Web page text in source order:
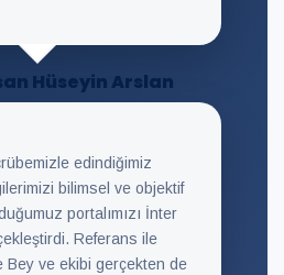
Hüseyin Arslan
edindiğimiz
bilimsel ve objektif
portalımızı İnter
Referans ile
Bey ve ekibi gerçekten de